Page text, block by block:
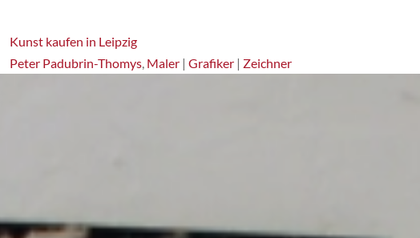
Kunst kaufen in Leipzig
Peter Padubrin-Thomys, Maler | Grafiker | Zeichner